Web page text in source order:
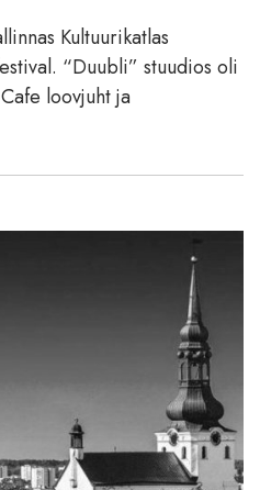
Kultuurikatlas
“Duubli” stuudios oli
loovjuht ja